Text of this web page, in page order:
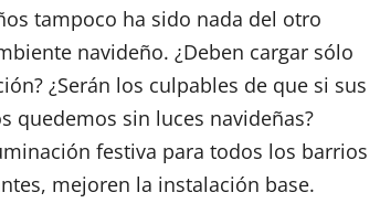
tampoco ha sido nada del otro
navideño. ¿Deben cargar sólo
¿Serán los culpables de que si sus
quedemos sin luces navideñas?
festiva para todos los barrios
mejoren la instalación base.